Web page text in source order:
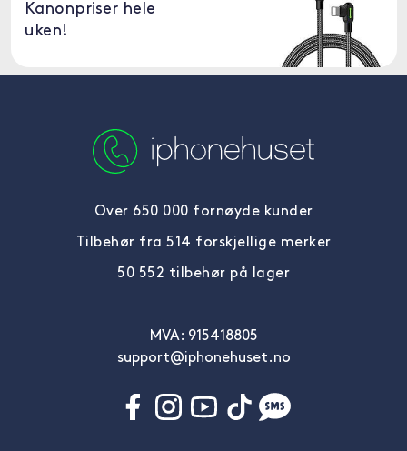
Kanonpriser hele
uken!
Over 650 000 fornøyde kunder
Tilbehør fra 514 forskjellige merker
50 552 tilbehør på lager
MVA: 915418805
support@iphonehuset.no